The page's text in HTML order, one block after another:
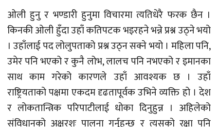
ओली हुनु र भण्डारी हुनुमा विचारमा त्यतिधेरै फरक छैन ।
किनकी ओली हुँदा उहाँ कतिपटक भइरहने भन्ने प्रश्न उठ्ने भयो
। उहाँलाई पद लोलुपताको प्रश्न उठ्न सक्ने भयो । महिला पनि,
उमेर पनि भएको र कुनै लोभ, लालच पनि नभएको र इमानका
साथ काम गरेको कारणले उहाँ आवश्यक छ । उहाँ
राष्ट्रियताको पक्षमा एकदम दृढतापूर्वक उभिने व्यक्ति हो । देश
र लोकतान्त्रिक परिपाटीलाई धोका दिनुहुन्न । अहिलेको
संविधानको अक्षरशः पालना गर्नुहुन्छ र त्यसको रक्षा पनि